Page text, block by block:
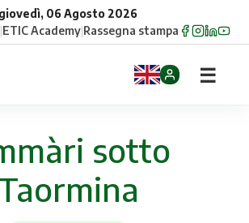
giovedì, 06 Agosto 2026
|ETIC Academy|Rassegna stampa
☰
sotto